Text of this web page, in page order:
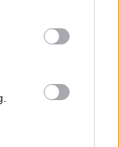
below Google